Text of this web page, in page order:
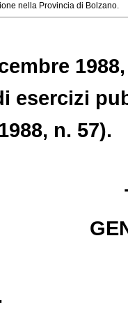
nella Provincia di Bolzano.
esercizi
n. 57).